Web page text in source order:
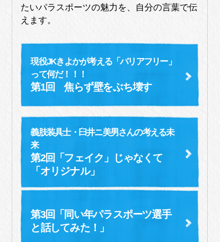
たいパラスポーツの魅力を、自分の言葉で伝
えます。
現役JKきよかが考える「バリアフリー」
って何だ！！！
第1回 焦らず壁をぶち壊す
義肢装具士・臼井ニ美男さんの考える未
来
第2回「フェイク」じゃなくて
「オリジナル」
第3回「同い年パラスポーツ選手
と話してみた！」